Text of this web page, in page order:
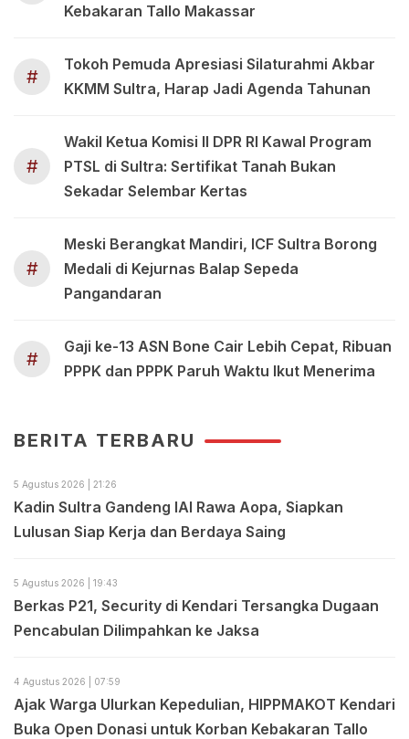
Kebakaran Tallo Makassar
#
Tokoh Pemuda Apresiasi Silaturahmi Akbar
KKMM Sultra, Harap Jadi Agenda Tahunan
#
Wakil Ketua Komisi II DPR RI Kawal Program
PTSL di Sultra: Sertifikat Tanah Bukan
Sekadar Selembar Kertas
#
Meski Berangkat Mandiri, ICF Sultra Borong
Medali di Kejurnas Balap Sepeda
Pangandaran
#
Gaji ke-13 ASN Bone Cair Lebih Cepat, Ribuan
PPPK dan PPPK Paruh Waktu Ikut Menerima
BERITA TERBARU
5 Agustus 2026 | 21:26
Kadin Sultra Gandeng IAI Rawa Aopa, Siapkan
Lulusan Siap Kerja dan Berdaya Saing
5 Agustus 2026 | 19:43
Berkas P21, Security di Kendari Tersangka Dugaan
Pencabulan Dilimpahkan ke Jaksa
4 Agustus 2026 | 07:59
Ajak Warga Ulurkan Kepedulian, HIPPMAKOT Kendari
Buka Open Donasi untuk Korban Kebakaran Tallo